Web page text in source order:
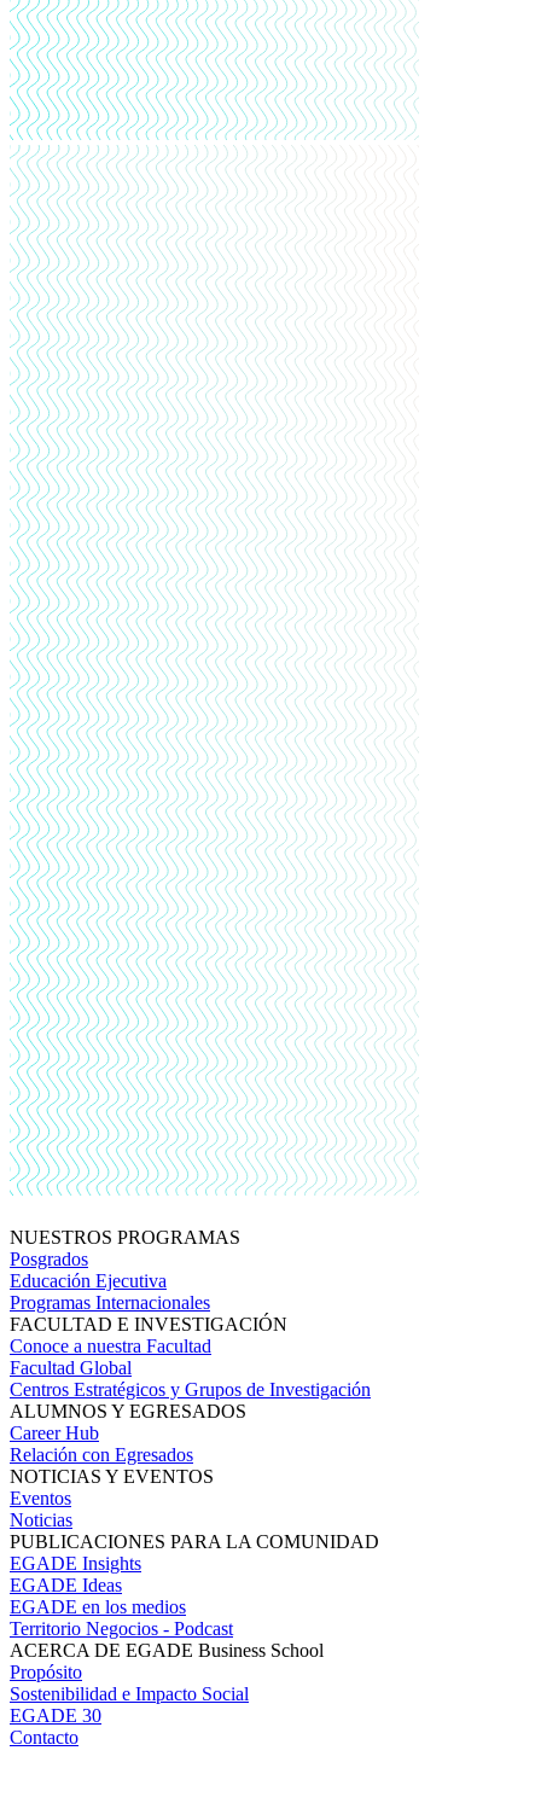
NUESTROS PROGRAMAS
Posgrados
Educación Ejecutiva
Programas Internacionales
FACULTAD E INVESTIGACIÓN
Conoce a nuestra Facultad
Facultad Global
Centros Estratégicos y Grupos de Investigación
ALUMNOS Y EGRESADOS
Career Hub
Relación con Egresados
NOTICIAS Y EVENTOS
Eventos
Noticias
PUBLICACIONES PARA LA COMUNIDAD
EGADE Insights
EGADE Ideas
EGADE en los medios
Territorio Negocios - Podcast
ACERCA DE EGADE Business School
Propósito
Sostenibilidad e Impacto Social
EGADE 30
Contacto